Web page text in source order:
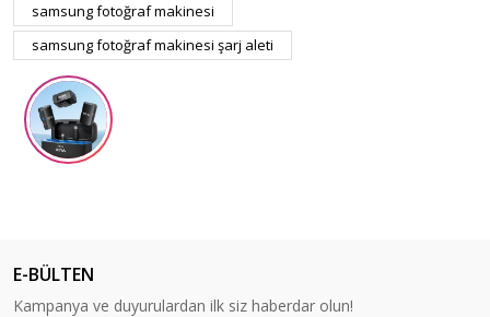
samsung fotoğraf makinesi
samsung fotoğraf makinesi şarj aleti
E-BÜLTEN
Kampanya ve duyurulardan ilk siz haberdar olun!